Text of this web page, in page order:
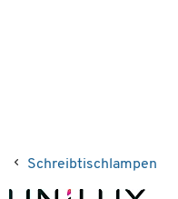
Schreibtischlampen